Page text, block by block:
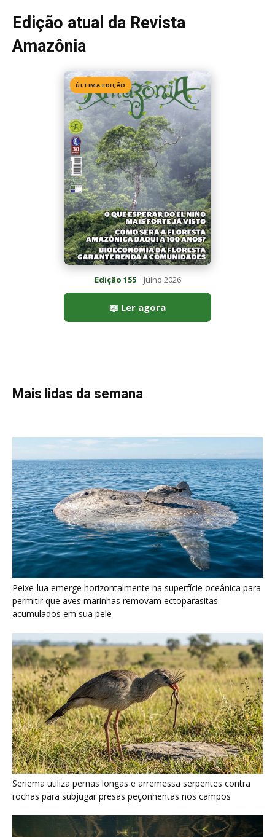
Edição 155· Julho 2026
📖 Ler agora
Mais lidas da semana
Peixe-lua emerge horizontalmente na superfície oceânica para
permitir que aves marinhas removam ectoparasitas
Seriema utiliza pernas longas e arremessa serpentes contra
rochas para subjugar presas peçonhentas nos campos
Poraquê sincroniza descargas elétricas em grupo para
amplificar campo elétrico e atordoar cardumes de peixes
maiores na Amazônia